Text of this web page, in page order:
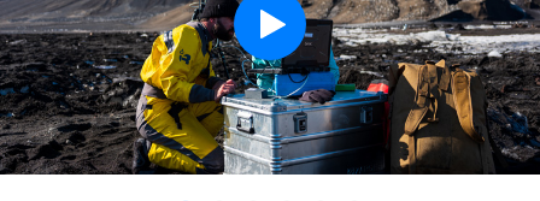
Artistas
Empresas
Canada China
Denmark Finland
France Germany